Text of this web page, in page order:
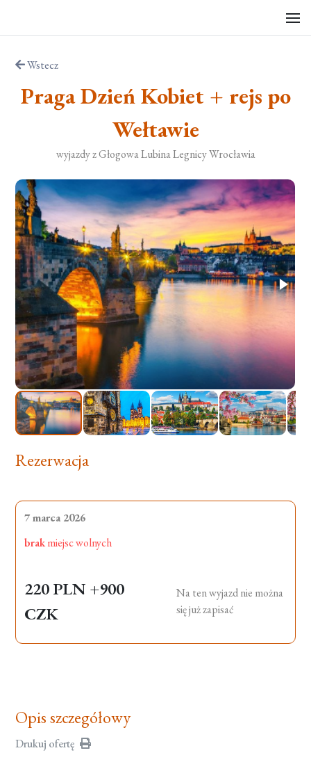
Wstecz
Praga Dzień Kobiet + rejs po
Wełtawie
wyjazdy z Głogowa Lubina Legnicy Wrocławia
Rezerwacja
7 marca 2026
brakmiejsc wolnych
220 PLN +900
CZK
Na ten wyjazd nie można
się już zapisać
Opis szczegółowy
Drukuj ofertę